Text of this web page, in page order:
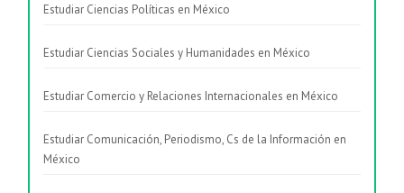
Estudiar Ciencias Políticas en México
Estudiar Ciencias Sociales y Humanidades en México
Estudiar Comercio y Relaciones Internacionales en México
Estudiar Comunicación, Periodismo, Cs de la Información en
México